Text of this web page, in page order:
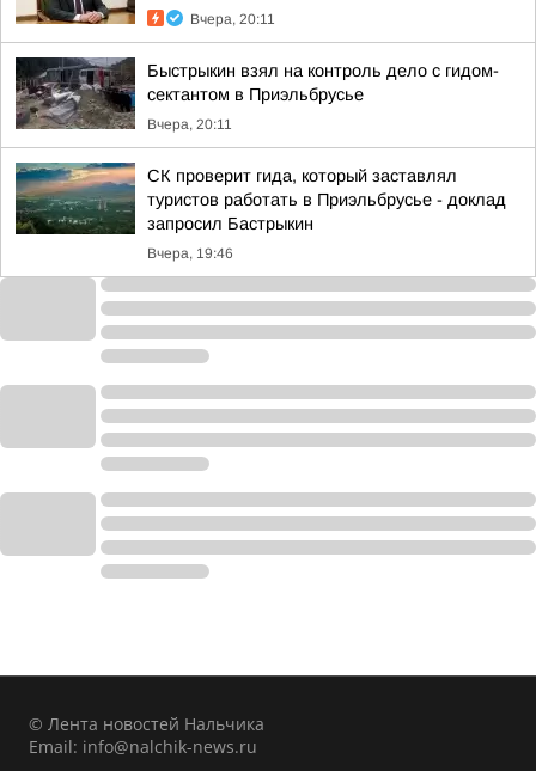
Вчера, 20:11
Быстрыкин взял на контроль дело с гидом-
сектантом в Приэльбрусье
Вчера, 20:11
СК проверит гида, который заставлял
туристов работать в Приэльбрусье - доклад
запросил Бастрыкин
Вчера, 19:46
© Лента новостей Нальчика
Email: info@nalchik-news.ru